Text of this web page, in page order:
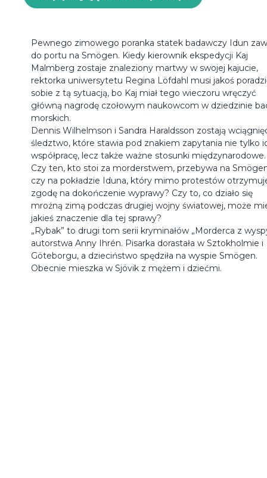
Pewnego zimowego poranka statek badawczy Idun
do portu na Smögen. Kiedy kierownik ekspedycji Kaj
Malmberg zostaje znaleziony martwy w swojej kajucie,
rektorka uniwersytetu Regina Löfdahl musi jakoś
sobie z tą sytuacją, bo Kaj miał tego wieczoru wręczyć
główną nagrodę czołowym naukowcom w dziedzinie
morskich.
Dennis Wilhelmson i Sandra Haraldsson zostają
śledztwo, które stawia pod znakiem zapytania nie tylko
współpracę, lecz także ważne stosunki międzynarodowe.
Czy ten, kto stoi za morderstwem, przebywa na
czy na pokładzie Iduna, który mimo protestów
zgodę na dokończenie wyprawy? Czy to, co działo się
mroźną zimą podczas drugiej wojny światowej, może
jakieś znaczenie dla tej sprawy?
„Rybak” to drugi tom serii kryminałów „Morderca z
autorstwa Anny Ihrén. Pisarka dorastała w Sztokholmie i
Göteborgu, a dzieciństwo spędziła na wyspie Smögen.
Obecnie mieszka w Sjövik z mężem i dziećmi.